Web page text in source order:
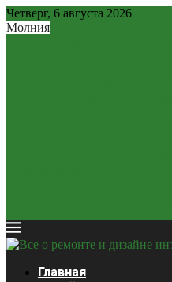
Четверг, 6 августа 2026
Молния
Главная